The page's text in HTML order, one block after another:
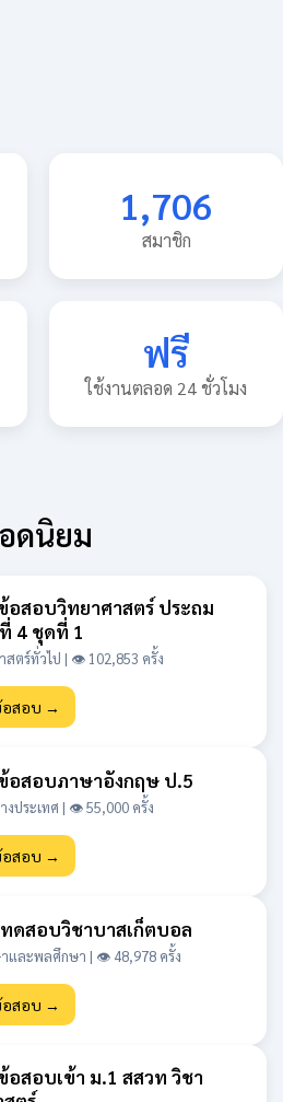
1,706
สมาชิก
ฟรี
ใช้งานตลอด 24 ชั่วโมง
ดนิยม
อสอบวิทยาศาสตร์ ประถม
4 ชุดที่ 1
สตร์ทั่วไป | 👁 102,853 ครั้ง
อสอบ →
อสอบภาษาอังกฤษ ป.5
ประเทศ | 👁 55,000 ครั้ง
อสอบ →
ดสอบวิชาบาสเก็ตบอล
และพลศึกษา | 👁 48,978 ครั้ง
อสอบ →
อสอบเข้า ม.1 สสวท วิชา